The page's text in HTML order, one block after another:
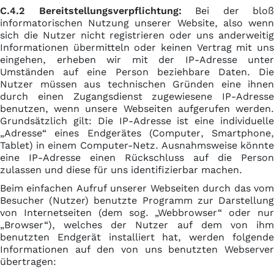
C.4.2 Bereitstellungsverpflichtung: Bei der bloß
informatorischen Nutzung unserer Website, also wenn
sich die Nutzer nicht registrieren oder uns anderweitig
Informationen übermitteln oder keinen Vertrag mit uns
eingehen, erheben wir mit der IP-Adresse unter
Umständen auf eine Person beziehbare Daten. Die
Nutzer müssen aus technischen Gründen eine ihnen
durch einen Zugangsdienst zugewiesene IP-Adresse
benutzen, wenn unsere Webseiten aufgerufen werden.
Grundsätzlich gilt: Die IP-Adresse ist eine individuelle
„Adresse“ eines Endgerätes (Computer, Smartphone,
Tablet) in einem Computer-Netz. Ausnahmsweise könnte
eine IP-Adresse einen Rückschluss auf die Person
zulassen und diese für uns identifizierbar machen.
Beim einfachen Aufruf unserer Webseiten durch das vom
Besucher (Nutzer) benutzte Programm zur Darstellung
von Internetseiten (dem sog. „Webbrowser“ oder nur
„Browser“), welches der Nutzer auf dem von ihm
benutzten Endgerät installiert hat, werden folgende
Informationen auf den von uns benutzten Webserver
übertragen: